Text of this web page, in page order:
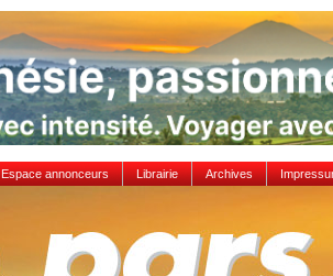
Espace annonceurs Librairie Archives